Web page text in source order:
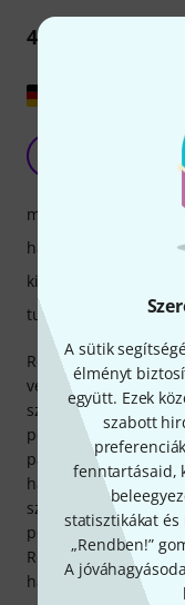
A sütik
élményt
együtt. Ezek
szabott
fenntartásaid,
statisztikákat
„Rendben!”
A
4Vélemények
Eredeti
Jupiter az
Régóta
végre beteljesült régi
szopránszaxofonnal.
pénzt. Meg is
partnerre találtam,
hangzás kiváló,
szaxofonhoz
polírozókendő,
Röviden:
hangszert. Jó
megszólalás
hangzás
kivitelezés
tulajdonsagok